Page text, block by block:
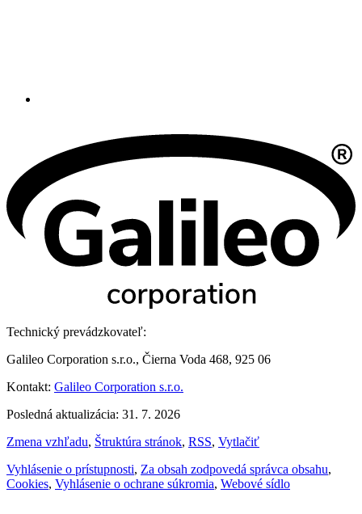
Technický prevádzkovateľ:
Galileo Corporation s.r.o., Čierna Voda 468, 925 06
Kontakt: Galileo Corporation s.r.o.
Posledná aktualizácia: 31. 7. 2026
Zmena vzhľadu, Štruktúra stránok, RSS, Vytlačiť
Vyhlásenie o prístupnosti, Za obsah zodpovedá správca obsahu,
Cookies, Vyhlásenie o ochrane súkromia, Webové sídlo